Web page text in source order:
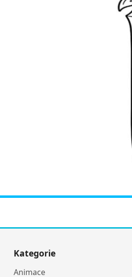
Kategorie
Animace